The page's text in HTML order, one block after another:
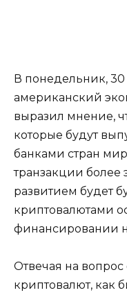
В понедельник, 30
американский
выразил мнение,
которые будут
банками стран
транзакции
развитием будет
криптовалютами
финансировании
Отвечая на
криптовалют, как